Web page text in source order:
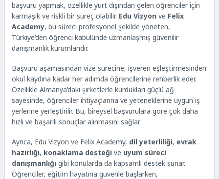
başvuru yapmak, özellikle yurt dışından gelen öğrenciler için
karmaşık ve riskli bir süreç olabilir. Edu Vizyon ve Felix
Academy, bu süreci profesyonel şekilde yöneten,
Türkiye’den öğrenci kabulünde uzmanlaşmış güvenilir
danışmanlık kurumlarıdır.
Başvuru aşamasından vize sürecine, işveren eşleştirmesinden
okul kaydına kadar her adımda öğrencilerine rehberlik eder.
Özellikle Almanya’daki şirketlerle kurdukları güçlü ağ
sayesinde, öğrenciler ihtiyaçlarına ve yeteneklerine uygun iş
yerlerine yerleştirilir. Bu, bireysel başvurulara göre çok daha
hızlı ve başarılı sonuçlar alınmasını sağlar.
Ayrıca, Edu Vizyon ve Felix Academy, dil yeterliliği, evrak
hazırlığı, konaklama desteği ve uyum süreci
danışmanlığı gibi konularda da kapsamlı destek sunar.
Öğrenciler, eğitim hayatına güvenle başlarken,